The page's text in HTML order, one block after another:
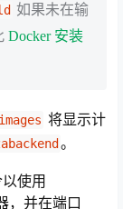
如果未在输
Docker 安装
将显示计
。
使用
，并在端口